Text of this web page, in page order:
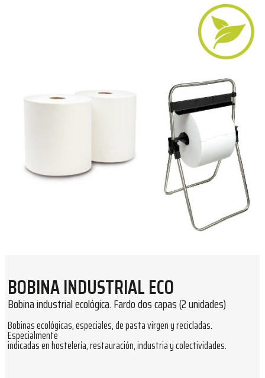
BOBINA INDUSTRIAL ECO
Bobina industrial ecológica. Fardo dos capas (2 unidades)
Bobinas ecológicas, especiales, de pasta virgen y recicladas.
Especialmente
indicadas en hostelería, restauración, industria y colectividades.